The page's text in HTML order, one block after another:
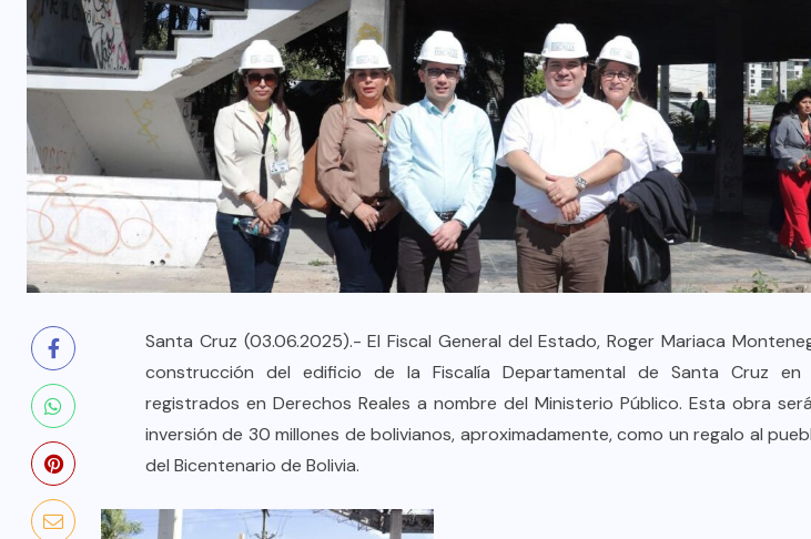
Santa Cruz (03.06.2025).- El Fiscal General del Estado, Roger Mariaca
construcción del edificio de la Fiscalía Departamental de Santa Cruz en
registrados en Derechos Reales a nombre del Ministerio Público. Esta obra
inversión de 30 millones de bolivianos, aproximadamente, como un regalo al
del Bicentenario de Bolivia.